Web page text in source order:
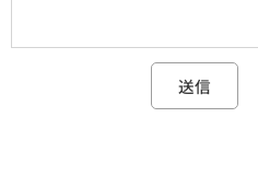
送信